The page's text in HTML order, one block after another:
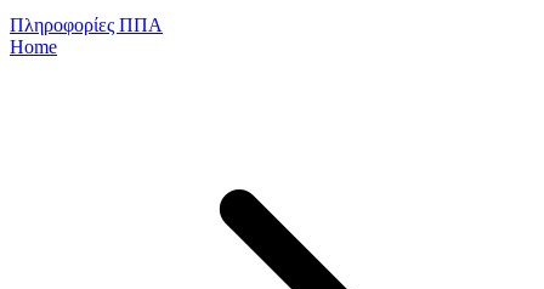
Πληροφορίες ΠΠΑ
Home